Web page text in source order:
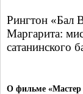
Рингтон «Бал
Маргарита:
сатанинского
О фильме «Мастер